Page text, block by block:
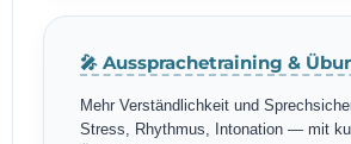
🎤 Aussprachetraining &
Mehr Verständlichkeit und
Stress, Rhythmus, Intonation — mit